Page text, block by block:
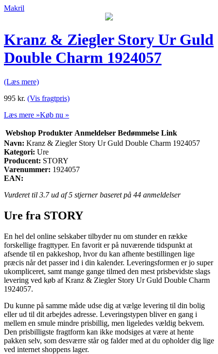
Makril
Kranz & Ziegler Story Ur Guld
Double Charm 1924057
(Læs mere)
995 kr. (Vis fragtpris)
Læs mere »Køb nu »
Webshop Produkter Anmeldelser Bedømmelse Link
Navn: Kranz & Ziegler Story Ur Guld Double Charm 1924057
Kategori: Ure
Producent: STORY
Varenummer: 1924057
EAN:
Vurderet til 3.7ud af 5 stjerner baseret på 44 anmeldelser
Ure fra STORY
En hel del online selskaber tilbyder nu om stunder en række
forskellige fragttyper. En favorit er på nuværende tidspunkt at
afsende til en pakkeshop, hvor du kan afhente bestillingen lige
præcis når det passer ind i din kalender. Leveringsformen er jo super
ukompliceret, samt mange gange tilmed den mest prisbevidste slags
levering ved køb af Kranz & Ziegler Story Ur Guld Double Charm
1924057.
Du kunne på samme måde udse dig at vælge levering til din bolig
eller ud til dit arbejdes adresse. Leveringstypen bliver en gang i
mellem en smule mindre prisbillig, men ligeledes vældig bekvem.
Den prisbilligste fragtform kan ikke modsiges at være at hente
pakken selv, som desværre står og falder med at du opholder dig lige
ved internet shoppens lager.